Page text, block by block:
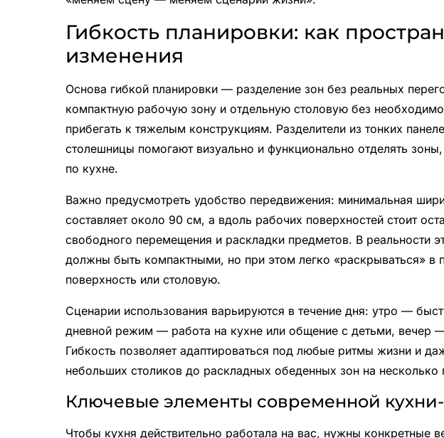
Гибкость планировки: как
изменения
Основа гибкой планировки — разделение зон без реальных
компактную рабочую зону и отдельную столовую без
прибегать к тяжелым конструкциям. Разделители из тонких
столешницы помогают визуально и функционально отделять
по кухне.
Важно предусмотреть удобство передвижения: минимальная
составляет около 90 см, а вдоль рабочих поверхностей стоит
свободного перемещения и раскладки предметов. В реальности
должны быть компактными, но при этом легко «раскрываться» в
поверхность или столовую.
Сценарии использования варьируются в течение дня: утро —
дневной режим — работа на кухне или общение с детьми, вечер
Гибкость позволяет адаптироваться под любые ритмы жизни и
небольших столиков до раскладных обеденных зон на несколько
Ключевые элементы современной
Чтобы кухня действительно работала на вас, нужны конкретные